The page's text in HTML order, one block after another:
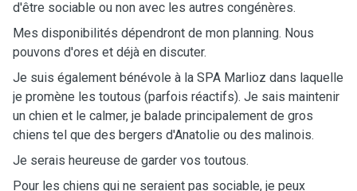
d'être sociable ou non avec les autres congénères.
Mes disponibilités dépendront de mon planning. Nous
pouvons d'ores et déjà en discuter.
Je suis également bénévole à la SPA Marlioz dans laquelle
je promène les toutous (parfois réactifs). Je sais maintenir
un chien et le calmer, je balade principalement de gros
chiens tel que des bergers d'Anatolie ou des malinois.
Je serais heureuse de garder vos toutous.
Pour les chiens qui ne seraient pas sociable, je peux